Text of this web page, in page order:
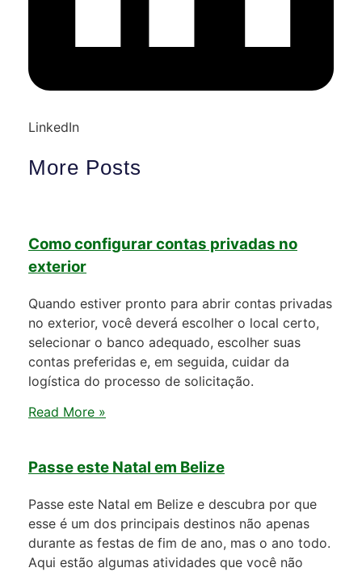
LinkedIn
More Posts
Como configurar contas privadas no
exterior
Quando estiver pronto para abrir contas privadas
no exterior, você deverá escolher o local certo,
selecionar o banco adequado, escolher suas
contas preferidas e, em seguida, cuidar da
logística do processo de solicitação.
Read More »
Passe este Natal em Belize
Passe este Natal em Belize e descubra por que
esse é um dos principais destinos não apenas
durante as festas de fim de ano, mas o ano todo.
Aqui estão algumas atividades que você não